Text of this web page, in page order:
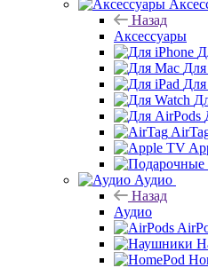
Назад
Аксессуары
Для
Аудио
Назад
Аудио